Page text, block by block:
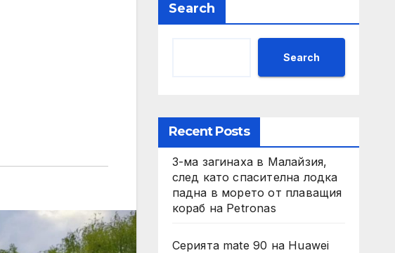
Search
Search
Recent Posts
3-ма загинаха в Малайзия,
след като спасителна лодка
падна в морето от плаващия
кораб на Petronas
Серията mate 90 на Huawei